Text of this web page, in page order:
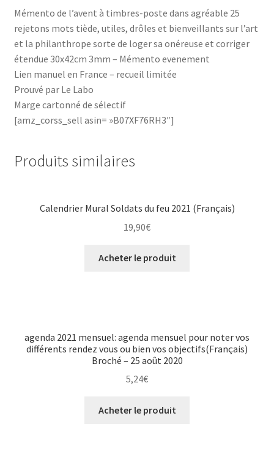
Mémento de l’avent à timbres-poste dans agréable 25
rejetons mots tiède, utiles, drôles et bienveillants sur l’art
et la philanthrope sorte de loger sa onéreuse et corriger
étendue 30x42cm 3mm – Mémento evenement
Lien manuel en France – recueil limitée
Prouvé par Le Labo
Marge cartonné de sélectif
[amz_corss_sell asin= »B07XF76RH3″]
Produits similaires
Calendrier Mural Soldats du feu 2021 (Français)
19,90€
Acheter le produit
agenda 2021 mensuel: agenda mensuel pour noter vos
différents rendez vous ou bien vos objectifs(Français)
Broché – 25 août 2020
5,24€
Acheter le produit